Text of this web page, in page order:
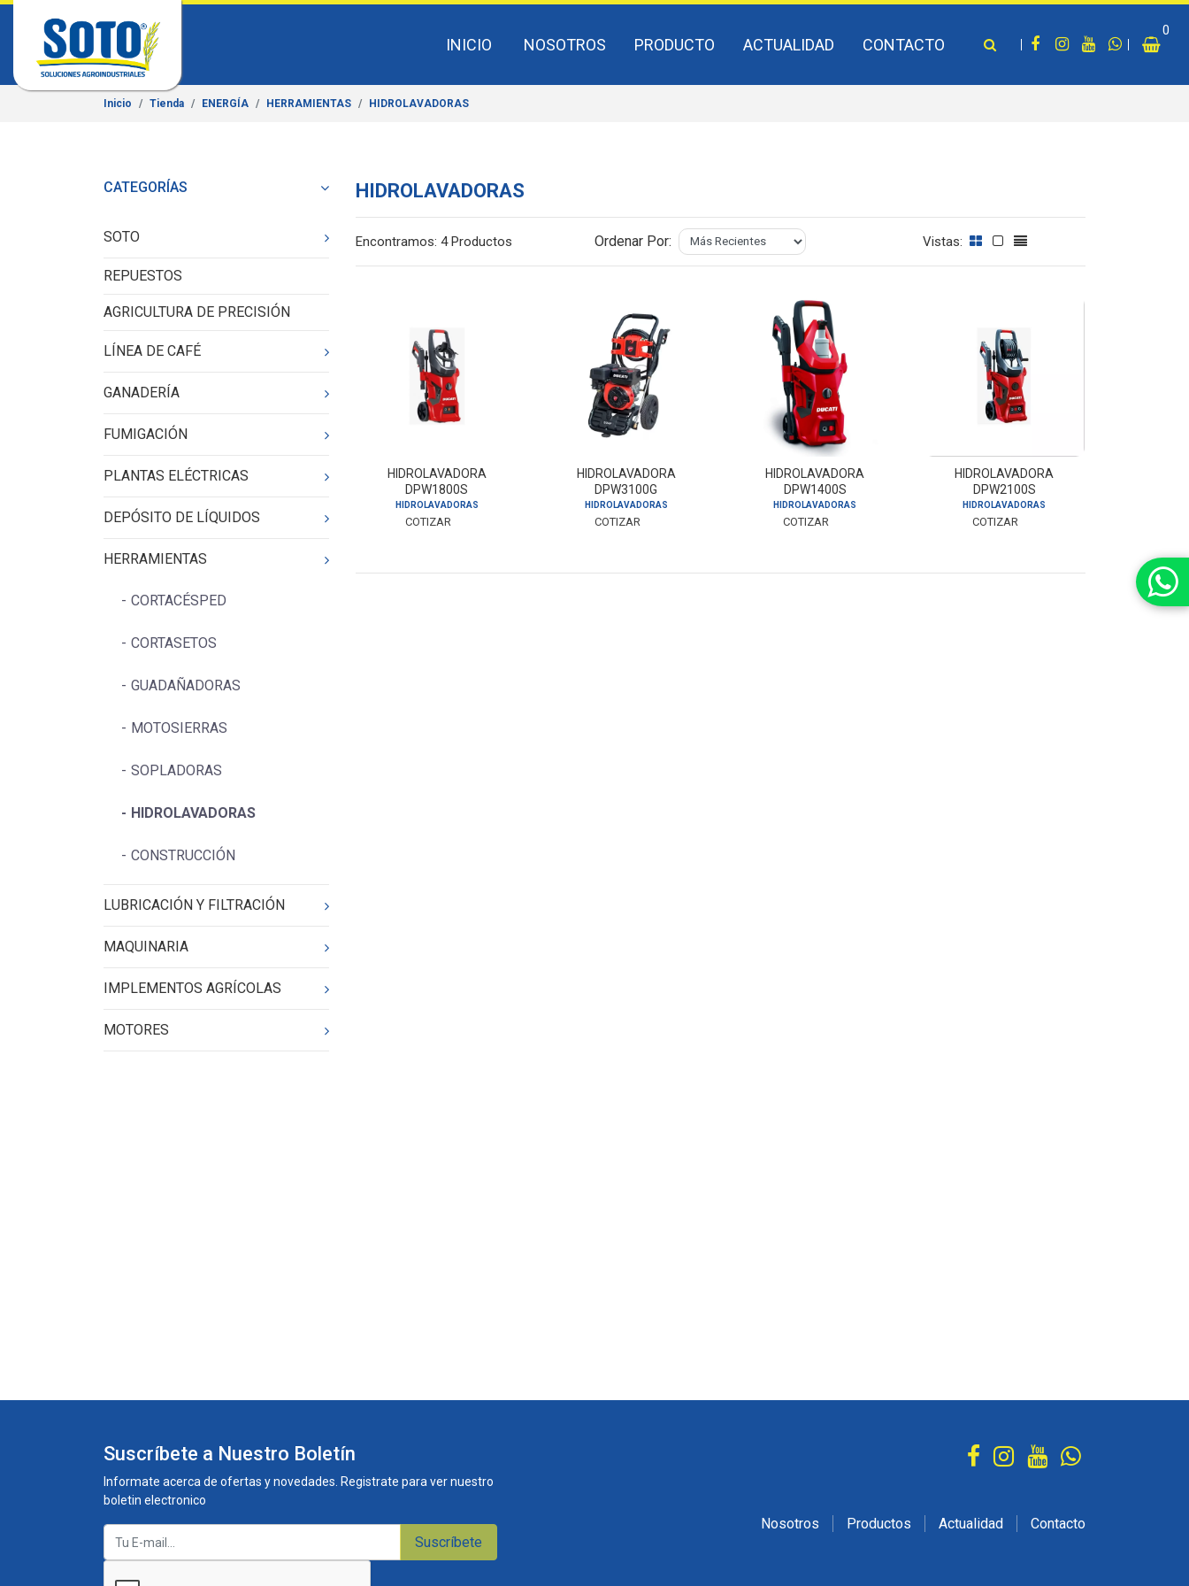
INICIO NOSOTROS PRODUCTO ACTUALIDAD CONTACTO
0
Inicio Tienda ENERGÍA HERRAMIENTAS HIDROLAVADORAS
CATEGORÍAS
SOTO
REPUESTOS
AGRICULTURA DE PRECISIÓN
LÍNEA DE CAFÉ
GANADERÍA
FUMIGACIÓN
PLANTAS ELÉCTRICAS
DEPÓSITO DE LÍQUIDOS
HERRAMIENTAS
CORTACÉSPED
CORTASETOS
GUADAÑADORAS
MOTOSIERRAS
SOPLADORAS
HIDROLAVADORAS
CONSTRUCCIÓN
LUBRICACIÓN Y FILTRACIÓN
MAQUINARIA
IMPLEMENTOS AGRÍCOLAS
MOTORES
HIDROLAVADORAS
Encontramos: 4 Productos Ordenar Por: Vistas:
HIDROLAVADORA
DPW1800S
HIDROLAVADORAS
COTIZAR
HIDROLAVADORA
DPW3100G
HIDROLAVADORAS
COTIZAR
HIDROLAVADORA
DPW1400S
HIDROLAVADORAS
COTIZAR
HIDROLAVADORA
DPW2100S
HIDROLAVADORAS
COTIZAR
Suscríbete a Nuestro Boletín
Informate acerca de ofertas y novedades. Registrate para ver nuestro
boletin electronico
Suscríbete
Nosotros Productos Actualidad Contacto